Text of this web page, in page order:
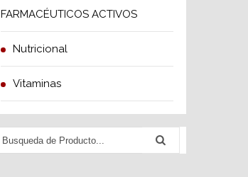
FARMACÉUTICOS ACTIVOS
Nutricional
Vitaminas